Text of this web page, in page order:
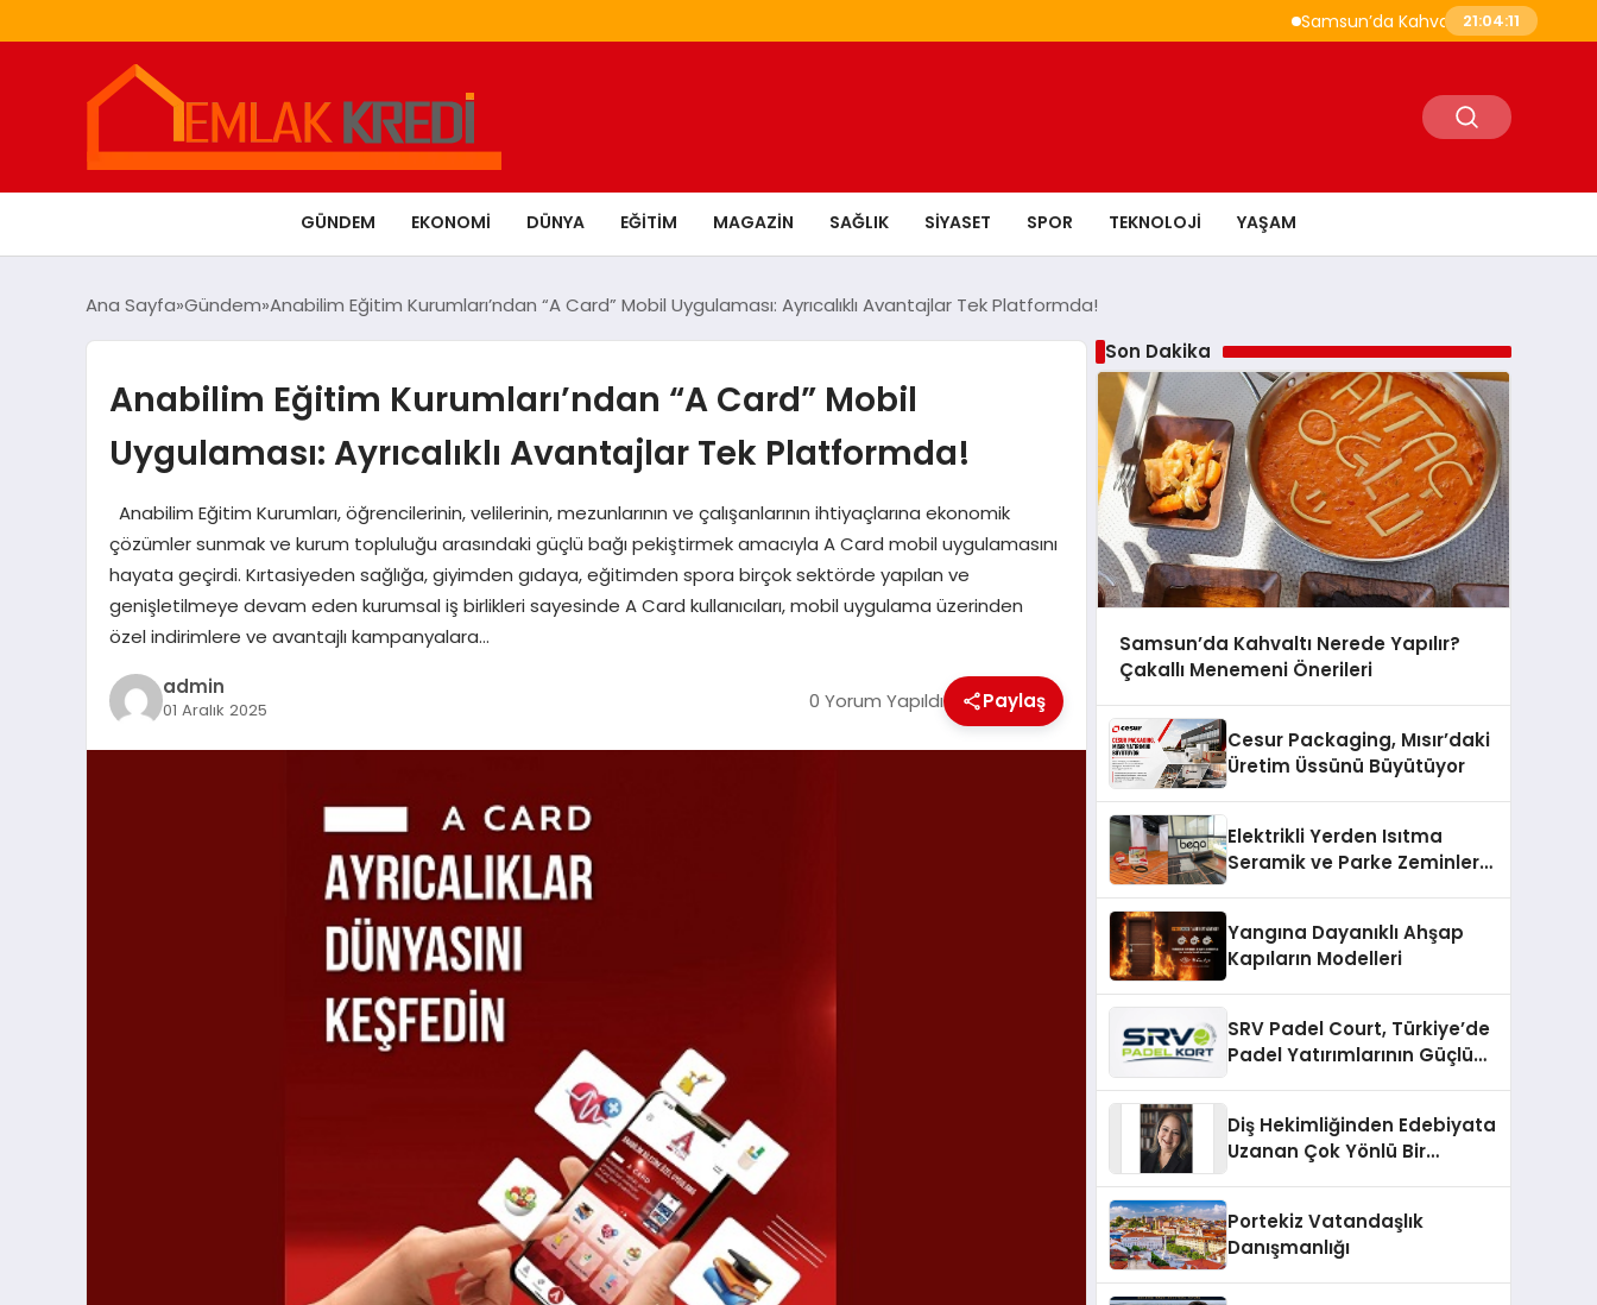
Samsun’da Kahvaltı Nerede Yapılır?
21:04:12
GÜNDEM EKONOMI DÜNYA EĞITIM MAGAZIN SAĞLIK SIYASET SPOR TEKNOLOJI YAŞAM
Ana Sayfa Gündem Anabilim Eğitim Kurumları’ndan “A Card” Mobil Uygulaması: Ayrıcalıklı Avantajlar Tek Platformda!
Anabilim Eğitim Kurumları’ndan “A Card” Mobil
Uygulaması: Ayrıcalıklı Avantajlar Tek Platformda!
Anabilim Eğitim Kurumları, öğrencilerinin, velilerinin, mezunlarının ve çalışanlarının ihtiyaçlarına ekonomik
çözümler sunmak ve kurum topluluğu arasındaki güçlü bağı pekiştirmek amacıyla A Card mobil uygulamasını
hayata geçirdi. Kırtasiyeden sağlığa, giyimden gıdaya, eğitimden spora birçok sektörde yapılan ve
genişletilmeye devam eden kurumsal iş birlikleri sayesinde A Card kullanıcıları, mobil uygulama üzerinden
özel indirimlere ve avantajlı kampanyalara…
admin
01 Aralık 2025 0 Yorum Yapıldı Paylaş
Son Dakika
Samsun’da Kahvaltı Nerede Yapılır?
Çakallı Menemeni Önerileri
Cesur Packaging, Mısır’daki
Üretim Üssünü Büyütüyor
Elektrikli Yerden Isıtma
Seramik ve Parke Zeminler
Yangına Dayanıklı Ahşap
Kapıların Modelleri
SRV Padel Court, Türkiye’de
Padel Yatırımlarının Güçlü
Diş Hekimliğinden Edebiyata
Uzanan Çok Yönlü Bir
Portekiz Vatandaşlık
Danışmanlığı